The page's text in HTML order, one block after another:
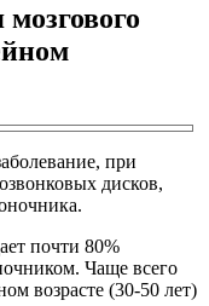
при
дисков,
почти 80%
Чаще всего
возрасте (30-50 лет)